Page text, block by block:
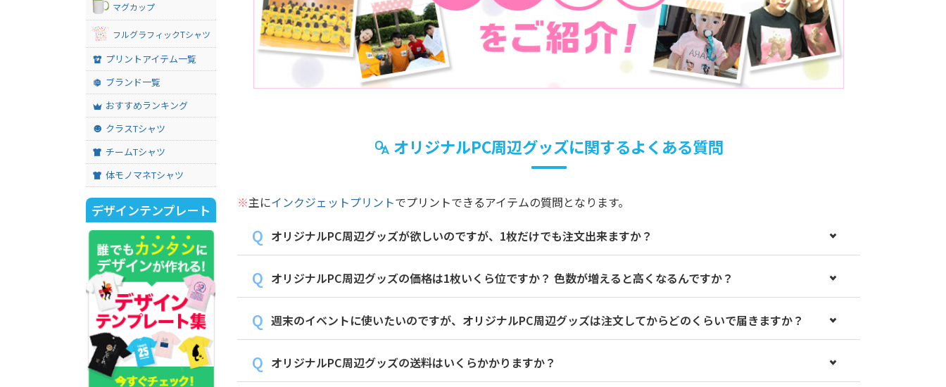
オリジナルPC周辺グッズに関するよくある質問
※主にインクジェットプリントでプリントできるアイテムの質問となります。
オリジナルPC周辺グッズが欲しいのですが、1枚だけでも注文出来ますか？
オリジナルPC周辺グッズの価格は1枚いくら位ですか？ 色数が増えると高くなるんですか？
週末のイベントに使いたいのですが、オリジナルPC周辺グッズは注文してからどのくらいで届きますか？
オリジナルPC周辺グッズの送料はいくらかかりますか？
マグカップ
フルグラフィックTシャツ
プリントアイテム一覧
ブランド一覧
おすすめランキング
クラスTシャツ
チームTシャツ
体モノマネTシャツ
デザインテンプレート